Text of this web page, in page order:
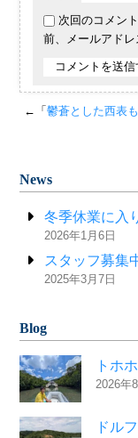
次回のコメン
前、メールアドレ
←「鬱蒼とした西表も
News
冬季休業に入
2026年1月6日
スタッフ募集
2025年3月7日
Blog
トホ
2026年
ドル